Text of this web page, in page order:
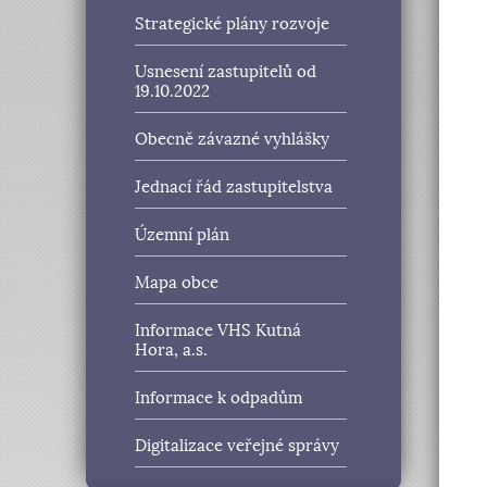
Strategické plány rozvoje
Usnesení zastupitelů od
19.10.2022
Obecně závazné vyhlášky
Jednací řád zastupitelstva
Územní plán
Mapa obce
Informace VHS Kutná
Hora, a.s.
Informace k odpadům
Digitalizace veřejné správy